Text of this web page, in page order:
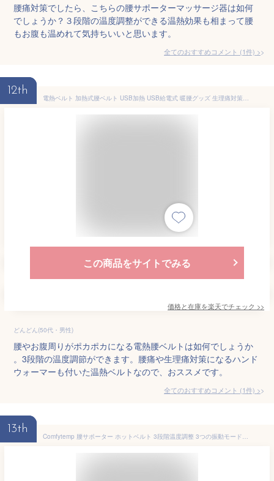
腰痛対策でしたら、こちらの腰サポーターマッサージ器は如何
でしょうか？３段階の温度調整ができる温熱効果も相まって腰
もお腹も温めれて気持ちいいと思います。
全てのおすすめコメント (1件) >
12th
電熱ベルト 加熱式腰ベルト USB加熱 USB給電式 暖腰グッズ 生理痛対策 子宮温め ホットパック 温熱ケア ハンドウォーマー 冬用 腰痛対策 オフィス用 自宅用 ポータブル加熱ベルト 三段階温度調節 着脱簡単 お手入れ簡単 冷房対策
この商品をサイトでみる
価格と在庫を楽天でチェック >>
どんどん(50代・男性)
腰やお腹周りがポカポカになる電熱腰ベルトは如何でしょうか
。3段階の温度調節ができます。腰痛や生理痛対策になるハンド
ウォーマーも付いた温熱ベルトなので、おススメです。
全てのおすすめコメント (1件) >
13th
Comfytemp 腰サポーター ホットベルト 3段階温度調整 3つの振動モード 温熱ベルト タイマー機能付き腰回り電気パッド ウェアラブル加熱パッド温熱 振動 フリーサイズ 伸縮性ストラップ 暖房器具